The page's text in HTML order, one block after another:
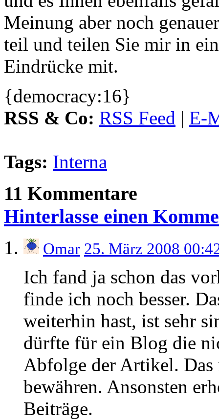
Meinung aber noch
teil und teilen Sie mir in
Eindrücke mit.
{democracy:16}
RSS & Co: RSS Feed | E-
Tags: Interna
11 Kommentare
Hinterlasse einen
Omar 25. März 2008
Ich fand ja schon das
finde ich noch besser.
weiterhin hast, ist sehr
dürfte für ein Blog die
Abfolge der Artikel. Das
bewähren. Ansonsten
Beiträge.